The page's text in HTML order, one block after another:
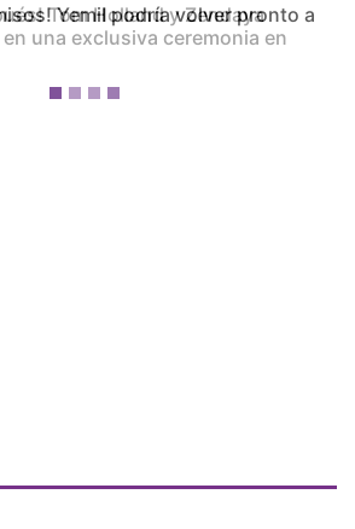
Tom Holland y Zendaya
una exclusiva ceremonia en